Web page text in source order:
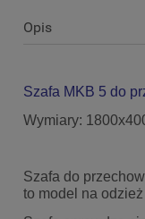
Opis
Szafa MKB 5 do
Wymiary:
Szafa do
to model na